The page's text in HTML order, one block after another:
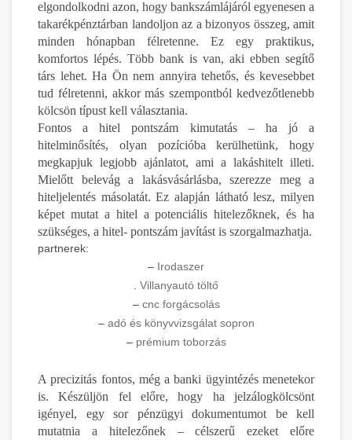
elgondolkodni azon, hogy bankszámlájáról egyenesen a
takarékpénztárban landoljon az a bizonyos összeg, amit
minden hónapban félretenne. Ez egy praktikus,
komfortos lépés. Több bank is van, aki ebben segítő
társ lehet. Ha Ön nem annyira tehetős, és kevesebbet
tud félretenni, akkor más szempontból kedvezőtlenebb
kölcsön típust kell választania.
Fontos a hitel pontszám kimutatás – ha jó a
hitelminősítés, olyan pozícióba kerülhetünk, hogy
megkapjuk legjobb ajánlatot, ami a lakáshitelt illeti.
Mielőtt belevág a lakásvásárlásba, szerezze meg a
hiteljelentés másolatát. Ez alapján látható lesz, milyen
képet mutat a hitel a potenciális hitelezőknek, és ha
szükséges, a hitel- pontszám javítást is szorgalmazhatja.
partnerek:
– Irodaszer
Villanyautó töltő
– cnc forgácsolás
– adó és könyvvizsgálat sopron
– prémium toborzás
A precizitás fontos, még a banki ügyintézés menetekor
is. Készüljön fel előre, hogy ha jelzálogkölcsönt
igényel, egy sor pénzügyi dokumentumot be kell
mutatnia a hitelezőnek – célszerű ezeket előre